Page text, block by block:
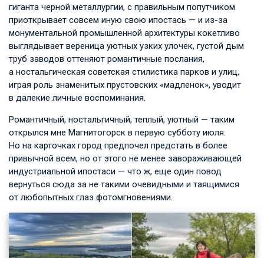
гиганта черной металлургии, с правильным попутчиком
приоткрывает совсем иную свою ипостась — и из-за
монументальной промышленной архитектуры кокетливо
выглядывает вереница уютных узких улочек, густой дым
труб заводов оттеняют романтичные послания,
а ностальгическая советская стилистика парков и улиц,
играя роль знаменитых прустовских «мадленок», уводит
в далекие личные воспоминания.
Романтичный, ностальгичный, теплый, уютный — таким
открылся мне Магнитогорск в первую субботу июля.
Но на карточках город предпочел предстать в более
привычной всем, но от этого не менее завораживающей
индустриальной ипостаси — что ж, еще один повод
вернуться сюда за не такими очевидными и таящимися
от любопытных глаз фотомгновениями.